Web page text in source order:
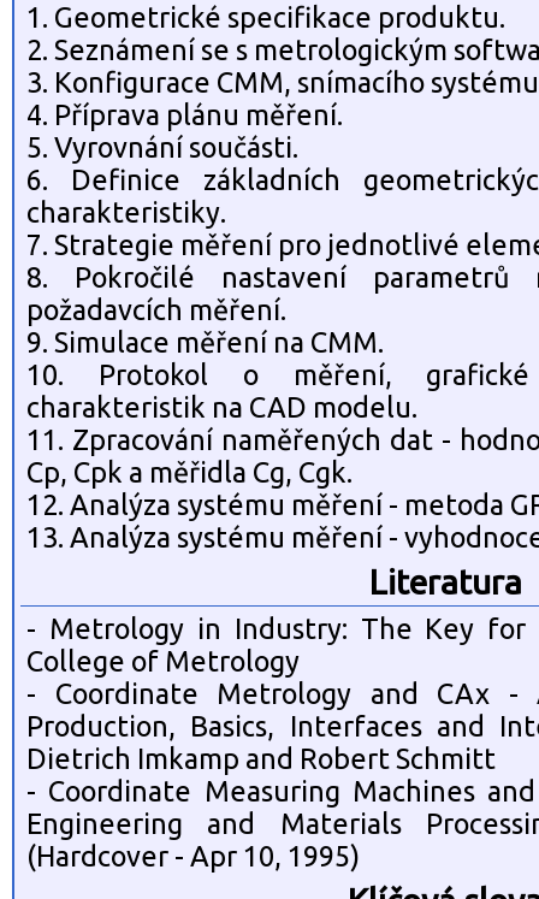
1. Geometrické specifikace produktu.
2. Seznámení se s metrologickým
3. Konfigurace CMM, snímacího
4. Příprava plánu měření.
5. Vyrovnání součásti.
6. Definice základních
charakteristiky.
7. Strategie měření pro jednotlivé
8. Pokročilé nastavení
požadavcích měření.
9. Simulace měření na CMM.
10. Protokol o měření, grafické
charakteristik na CAD modelu.
11. Zpracování naměřených dat -
Cp, Cpk a měřidla Cg, Cgk.
12. Analýza systému měření - metoda
13. Analýza systému měření -
Literatura
- Metrology in Industry: The Key for
College of Metrology
- Coordinate Metrology and CAx -
Production, Basics, Interfaces and
Dietrich Imkamp and Robert Schmitt
- Coordinate Measuring Machines
Engineering and Materials
(Hardcover - Apr 10, 1995)